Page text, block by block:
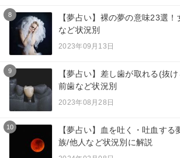
8
【夢占い】裸の夢の意味23選
など状況別
2023年09月13日
9
【夢占い】差し歯が取れる(抜
前歯など状況別
2023年08月28日
10
【夢占い】血を吐く・吐血する
族/他人など状況別に解説